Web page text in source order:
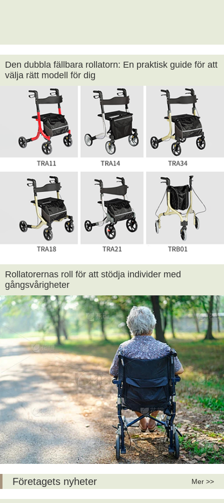
Den dubbla fällbara rollatorn: En praktisk guide för att
välja rätt modell för dig
Rollatorernas roll för att stödja individer med
gångsvårigheter
Företagets nyheter Mer >>